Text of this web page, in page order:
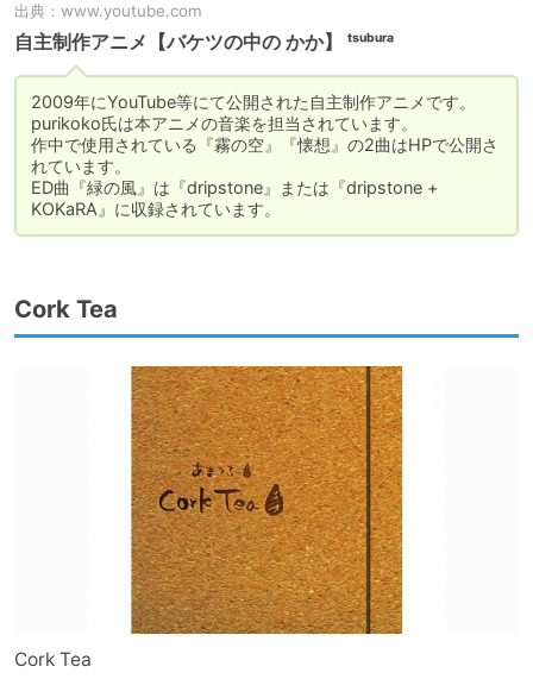
出典： www.youtube.com
自主制作アニメ【バケツの中の かか】 ᵗˢᵘᵇᵘʳᵃ
2009年にYouTube等にて公開された自主制作アニメです。
purikoko氏は本アニメの音楽を担当されています。
作中で使用されている『霧の空』『懐想』の2曲はHPで公開さ
れています。
ED曲『緑の風』は『dripstone』または『dripstone +
KOKaRA』に収録されています。
Cork Tea
Cork Tea